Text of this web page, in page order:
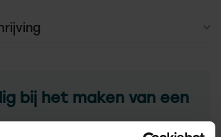
bij het maken van een